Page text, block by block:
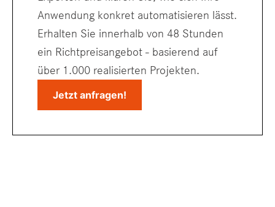
Anwendung konkret automatisieren lässt.
Erhalten Sie innerhalb von 48 Stunden
ein Richtpreisangebot - basierend auf
über 1.000 realisierten Projekten.
Jetzt anfragen!